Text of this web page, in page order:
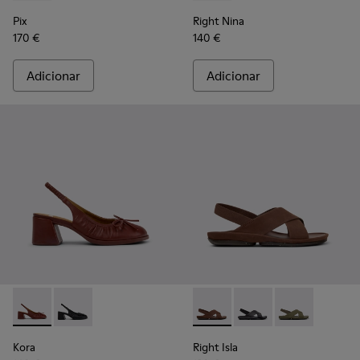
Pix
170 €
Adicionar
Right Nina
140 €
Adicionar
Kora - K201896-002 - Sapatos semiabertos em pele
Kora - K201896-001 - Sapatos semiabertos em pele
Kora
Right Isla - K201926-002 -
Right Isla - K201926-
Right Isla -
Right Isla